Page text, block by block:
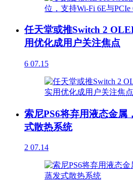
任天堂或推Switch 2
用优化成用户关注焦点
6 07.15
索尼PS6将弃用液态金属
式散热系统
2 07.14